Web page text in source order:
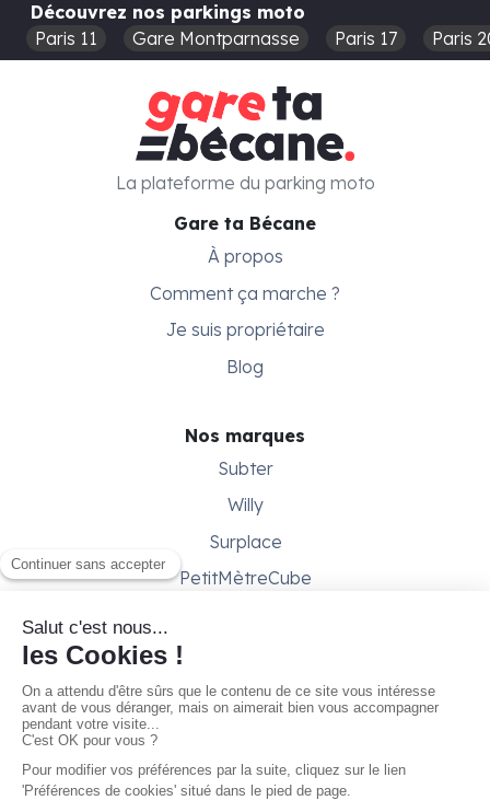
Découvrez nos parkings moto
Paris 11
Gare Montparnasse Paris 17 Paris
Gare ta Bécane
À propos
Comment ça marche ?
Je suis propriétaire
Blog
Nos marques
Subter
Willy
Surplace
PetitMètreCube
Besoin d'aide ?
Conditions générales
Gestion des cookies
La plateforme du parking moto